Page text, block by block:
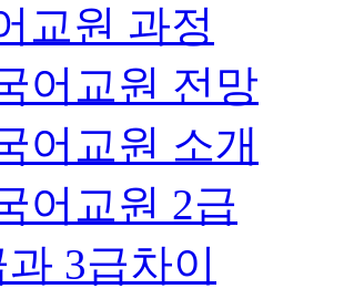
교원 과정
어교원 전망
어교원 소개
어교원 2급
3급차이